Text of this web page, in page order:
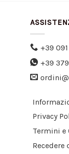
+39
+39
Privacy
Termini e